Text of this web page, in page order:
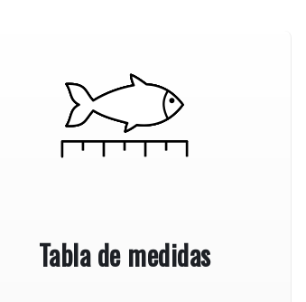
Tabla de medidas